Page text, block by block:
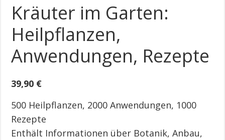
Kräuter im Garten:
Heilpflanzen,
Anwendungen, Rezepte
39,90 €
500 Heilpflanzen, 2000 Anwendungen, 1000
Rezepte
Enthält Informationen über Botanik, Anbau,